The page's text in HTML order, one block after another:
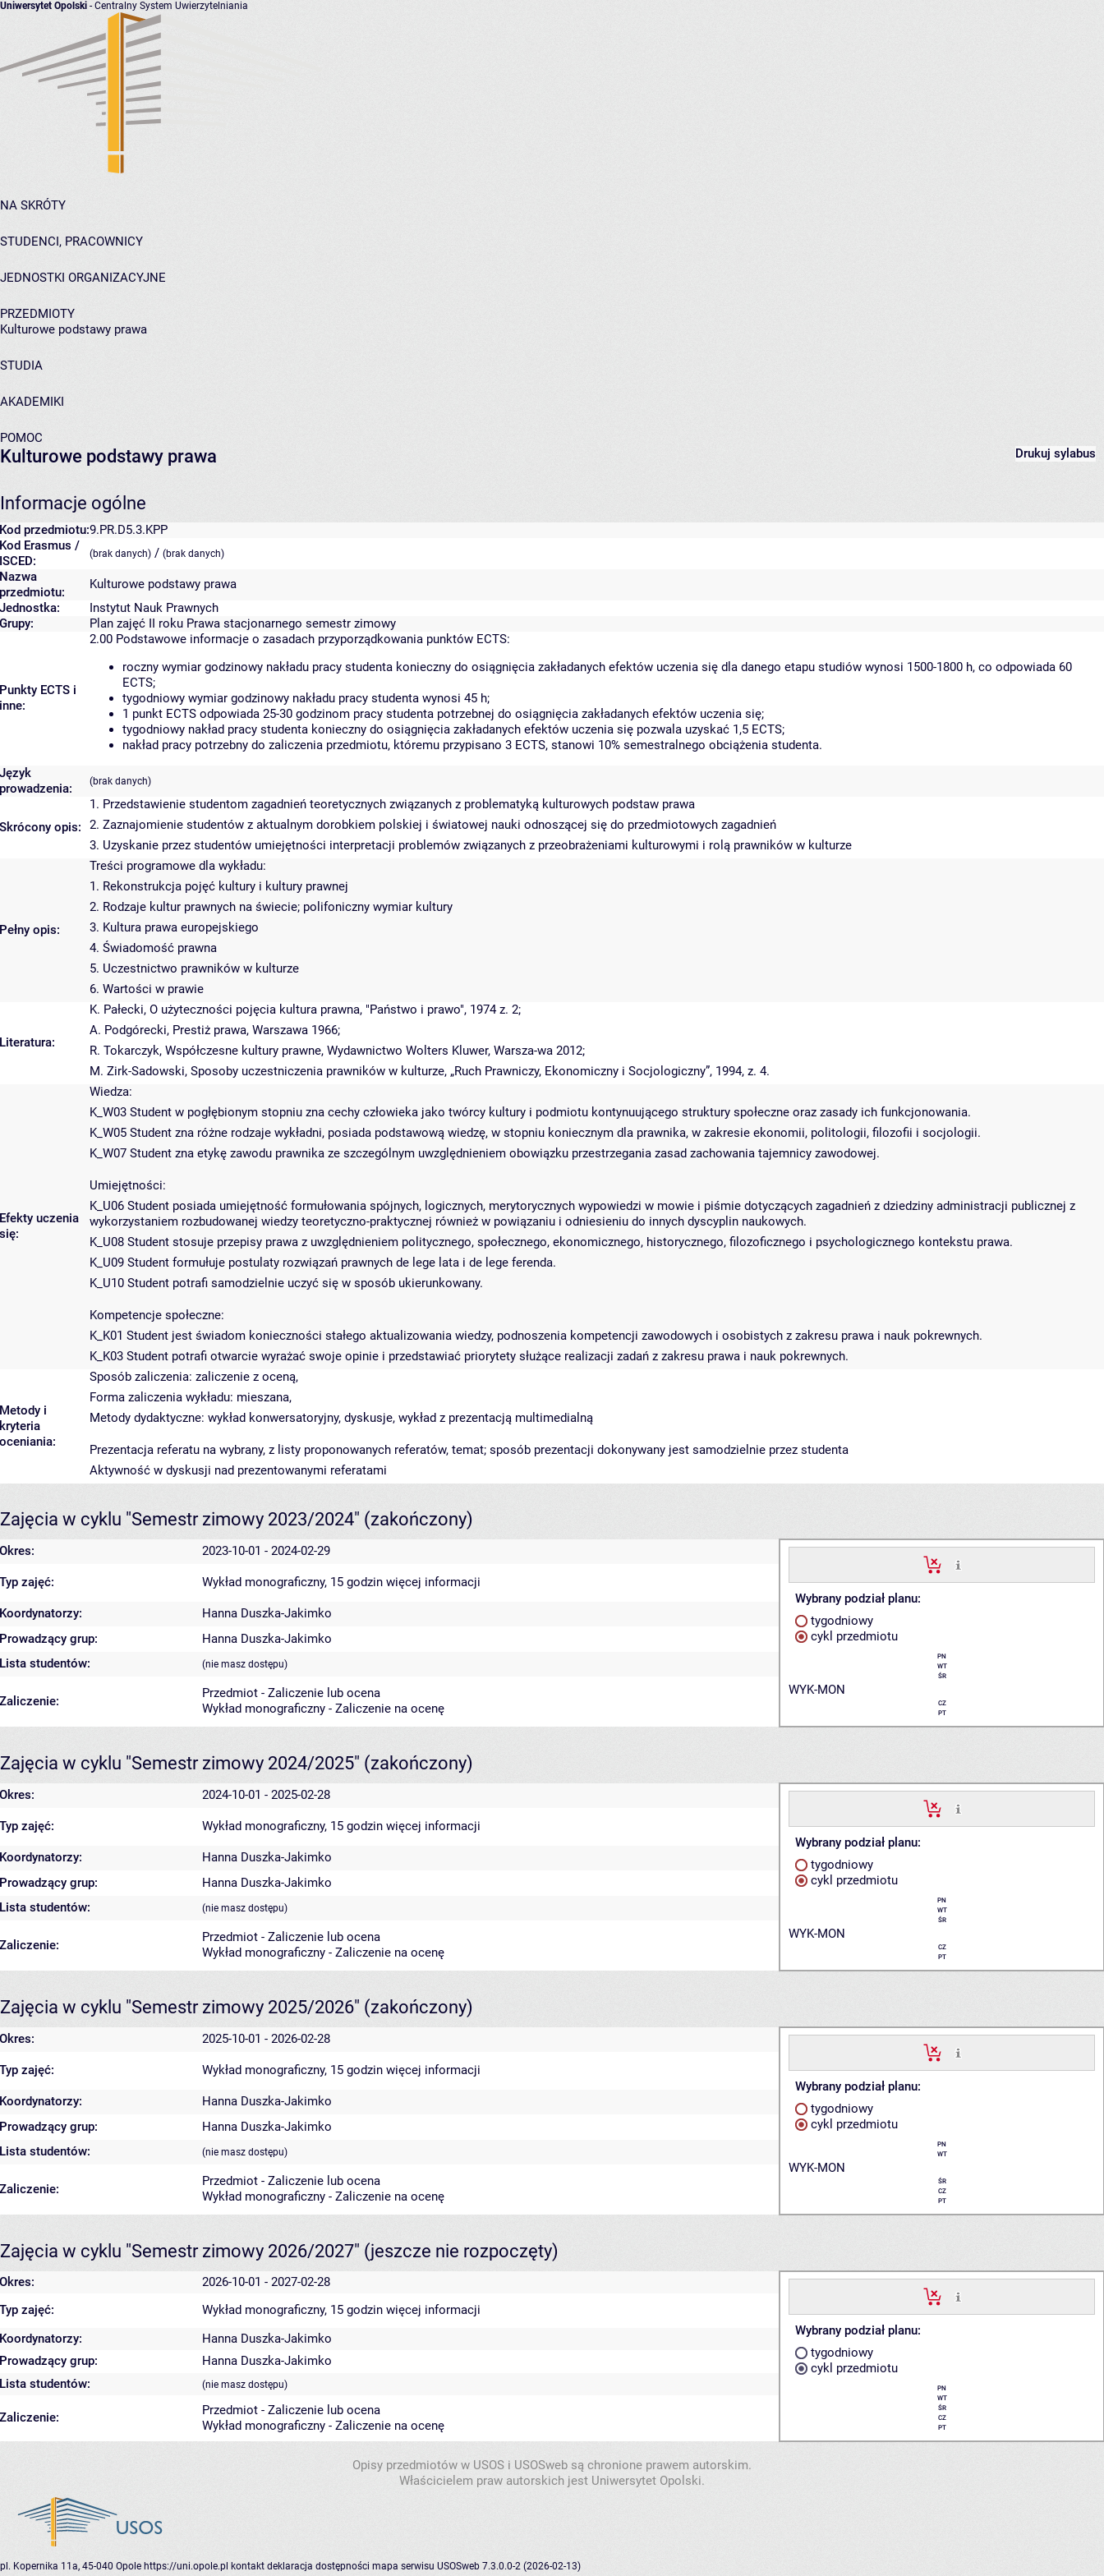
Uniwersytet Opolski - Centralny System Uwierzytelniania
NA SKRÓTY
STUDENCI, PRACOWNICY
JEDNOSTKI ORGANIZACYJNE
PRZEDMIOTY
Kulturowe podstawy prawa
STUDIA
AKADEMIKI
POMOC
Drukuj sylabus
Kulturowe podstawy prawa
Informacje ogólne
Kod przedmiotu:9.PR.D5.3.KPP
Kod Erasmus /
ISCED:
(brak danych) / (brak danych)
Nazwa
przedmiotu:
Kulturowe podstawy prawa
Jednostka:
Instytut Nauk Prawnych
Grupy:
Plan zajęć II roku Prawa stacjonarnego semestr zimowy
Punkty ECTS i
inne:
2.00 Podstawowe informacje o zasadach przyporządkowania punktów ECTS:
roczny wymiar godzinowy nakładu pracy studenta konieczny do osiągnięcia zakładanych efektów uczenia się dla danego etapu studiów wynosi 1500-1800 h, co odpowiada 60
ECTS;
tygodniowy wymiar godzinowy nakładu pracy studenta wynosi 45 h;
1 punkt ECTS odpowiada 25-30 godzinom pracy studenta potrzebnej do osiągnięcia zakładanych efektów uczenia się;
tygodniowy nakład pracy studenta konieczny do osiągnięcia zakładanych efektów uczenia się pozwala uzyskać 1,5 ECTS;
nakład pracy potrzebny do zaliczenia przedmiotu, któremu przypisano 3 ECTS, stanowi 10% semestralnego obciążenia studenta.
Język
prowadzenia:
(brak danych)
Skrócony opis:
1. Przedstawienie studentom zagadnień teoretycznych związanych z problematyką kulturowych podstaw prawa
2. Zaznajomienie studentów z aktualnym dorobkiem polskiej i światowej nauki odnoszącej się do przedmiotowych zagadnień
3. Uzyskanie przez studentów umiejętności interpretacji problemów związanych z przeobrażeniami kulturowymi i rolą prawników w kulturze
Pełny opis:
Treści programowe dla wykładu:
1. Rekonstrukcja pojęć kultury i kultury prawnej
2. Rodzaje kultur prawnych na świecie; polifoniczny wymiar kultury
3. Kultura prawa europejskiego
4. Świadomość prawna
5. Uczestnictwo prawników w kulturze
6. Wartości w prawie
Literatura:
K. Pałecki, O użyteczności pojęcia kultura prawna, "Państwo i prawo", 1974 z. 2;
A. Podgórecki, Prestiż prawa, Warszawa 1966;
R. Tokarczyk, Współczesne kultury prawne, Wydawnictwo Wolters Kluwer, Warsza-wa 2012;
M. Zirk-Sadowski, Sposoby uczestniczenia prawników w kulturze, „Ruch Prawniczy, Ekonomiczny i Socjologiczny”, 1994, z. 4.
Efekty uczenia
się:
Wiedza:
K_W03 Student w pogłębionym stopniu zna cechy człowieka jako twórcy kultury i podmiotu kontynuującego struktury społeczne oraz zasady ich funkcjonowania.
K_W05 Student zna różne rodzaje wykładni, posiada podstawową wiedzę, w stopniu koniecznym dla prawnika, w zakresie ekonomii, politologii, filozofii i socjologii.
K_W07 Student zna etykę zawodu prawnika ze szczególnym uwzględnieniem obowiązku przestrzegania zasad zachowania tajemnicy zawodowej.
Umiejętności:
K_U06 Student posiada umiejętność formułowania spójnych, logicznych, merytorycznych wypowiedzi w mowie i piśmie dotyczących zagadnień z dziedziny administracji publicznej z
wykorzystaniem rozbudowanej wiedzy teoretyczno-praktycznej również w powiązaniu i odniesieniu do innych dyscyplin naukowych.
K_U08 Student stosuje przepisy prawa z uwzględnieniem politycznego, społecznego, ekonomicznego, historycznego, filozoficznego i psychologicznego kontekstu prawa.
K_U09 Student formułuje postulaty rozwiązań prawnych de lege lata i de lege ferenda.
K_U10 Student potrafi samodzielnie uczyć się w sposób ukierunkowany.
Kompetencje społeczne:
K_K01 Student jest świadom konieczności stałego aktualizowania wiedzy, podnoszenia kompetencji zawodowych i osobistych z zakresu prawa i nauk pokrewnych.
K_K03 Student potrafi otwarcie wyrażać swoje opinie i przedstawiać priorytety służące realizacji zadań z zakresu prawa i nauk pokrewnych.
Metody i
kryteria
oceniania:
Sposób zaliczenia: zaliczenie z oceną,
Forma zaliczenia wykładu: mieszana,
Metody dydaktyczne: wykład konwersatoryjny, dyskusje, wykład z prezentacją multimedialną
Prezentacja referatu na wybrany, z listy proponowanych referatów, temat; sposób prezentacji dokonywany jest samodzielnie przez studenta
Aktywność w dyskusji nad prezentowanymi referatami
Zajęcia w cyklu "Semestr zimowy 2023/2024" (zakończony)
Okres: 2023-10-01 - 2024-02-29
Wybrany podział planu:
tygodniowy
cykl przedmiotu
PN
WT
ŚR
WYK-MON
CZ
PT
Typ zajęć: Wykład monograficzny, 15 godzin więcej informacji
Koordynatorzy:
Hanna Duszka-Jakimko
Prowadzący grup:
Hanna Duszka-Jakimko
Lista studentów:
(nie masz dostępu)
Zaliczenie:
Przedmiot - Zaliczenie lub ocena
Wykład monograficzny - Zaliczenie na ocenę
Zajęcia w cyklu "Semestr zimowy 2024/2025" (zakończony)
Okres: 2024-10-01 - 2025-02-28
Wybrany podział planu:
tygodniowy
cykl przedmiotu
PN
WT
ŚR
WYK-MON
CZ
PT
Typ zajęć: Wykład monograficzny, 15 godzin więcej informacji
Koordynatorzy:
Hanna Duszka-Jakimko
Prowadzący grup:
Hanna Duszka-Jakimko
Lista studentów:
(nie masz dostępu)
Zaliczenie:
Przedmiot - Zaliczenie lub ocena
Wykład monograficzny - Zaliczenie na ocenę
Zajęcia w cyklu "Semestr zimowy 2025/2026" (zakończony)
Okres: 2025-10-01 - 2026-02-28
Wybrany podział planu:
tygodniowy
cykl przedmiotu
PN
WT
WYK-MON
ŚR
CZ
PT
Typ zajęć: Wykład monograficzny, 15 godzin więcej informacji
Koordynatorzy:
Hanna Duszka-Jakimko
Prowadzący grup:
Hanna Duszka-Jakimko
Lista studentów:
(nie masz dostępu)
Zaliczenie:
Przedmiot - Zaliczenie lub ocena
Wykład monograficzny - Zaliczenie na ocenę
Zajęcia w cyklu "Semestr zimowy 2026/2027" (jeszcze nie rozpoczęty)
Okres: 2026-10-01 - 2027-02-28
Wybrany podział planu:
tygodniowy
cykl przedmiotu
PN
WT
ŚR
CZ
PT
Typ zajęć: Wykład monograficzny, 15 godzin więcej informacji
Koordynatorzy:
Hanna Duszka-Jakimko
Prowadzący grup:
Hanna Duszka-Jakimko
Lista studentów:
(nie masz dostępu)
Zaliczenie:
Przedmiot - Zaliczenie lub ocena
Wykład monograficzny - Zaliczenie na ocenę
Opisy przedmiotów w USOS i USOSweb są chronione prawem autorskim.
Właścicielem praw autorskich jest Uniwersytet Opolski.
pl. Kopernika 11a, 45-040 Opole https://uni.opole.pl kontakt deklaracja dostępności mapa serwisu USOSweb 7.3.0.0-2 (2026-02-13)